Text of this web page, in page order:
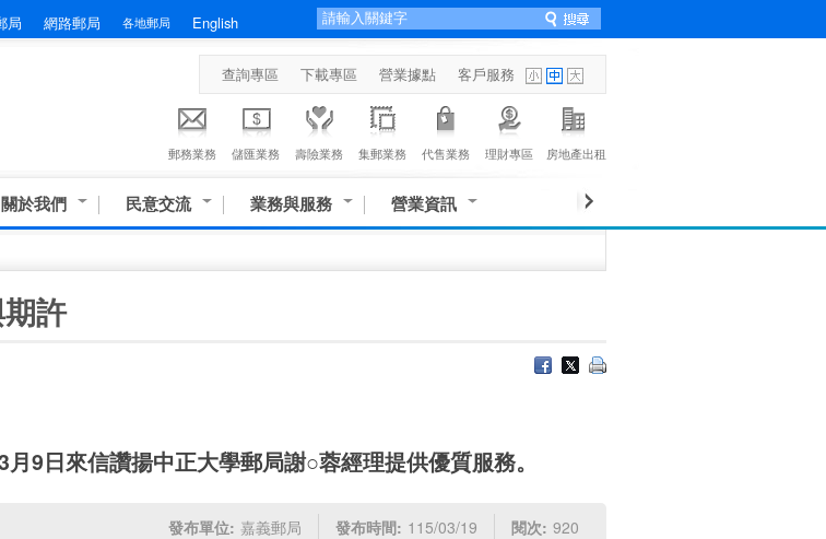
局 網路郵局 各地郵局 English
查詢專區 下載專區 營業據點 客戶服務
郵務業務 儲匯業務 壽險業務 集郵業務 代售業務 理財專區 房地產出租
關於我們 民意交流 業務與服務 營業資訊
許
9日來信讚揚中正大學郵局謝○蓉經理提供優質服務。
發布單位: 嘉義郵局 發布時間: 115/03/19 閱次: 920